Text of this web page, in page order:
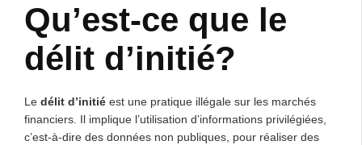
Qu’est-ce que le
délit d’initié?
Le délit d’initié est une pratique illégale sur les marchés
financiers. Il implique l’utilisation d’informations privilégiées,
c’est-à-dire des données non publiques, pour réaliser des